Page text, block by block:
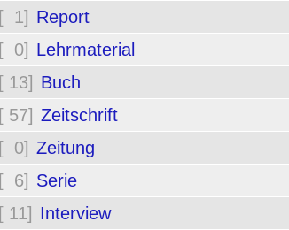
[ 1] Report
[ 0] Lehrmaterial
[ 13] Buch
[ 57] Zeitschrift
[ 0] Zeitung
[ 6] Serie
[ 11] Interview